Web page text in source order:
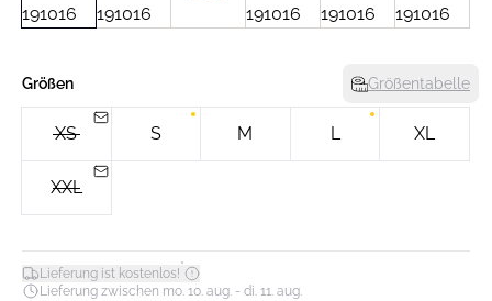
Größen Größentabelle
XS S M L XL
XXL
Lieferung ist kostenlos!*
Lieferung zwischen mo. 10. aug. - di. 11. aug.